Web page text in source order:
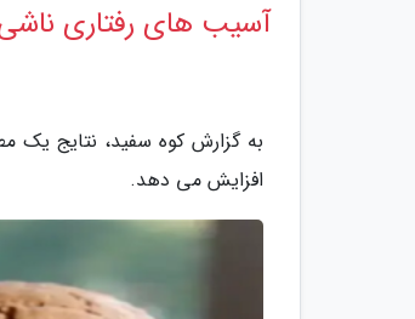
آسیب های رفتاری
به گزارش کوه سفید، نتایج یک
افزایش می دهد.